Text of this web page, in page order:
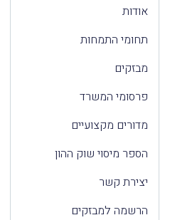
אודות
תחומי התמחות
מבזקים
פרסומי המשרד
מדורים מקצועיים
הספר מיסוי שוק ההון
יצירת קשר
הרשמה למבזקים